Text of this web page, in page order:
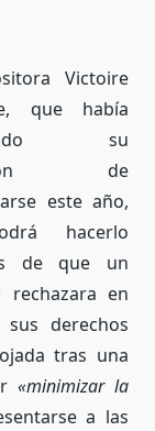
Victoire
que había
su
de
este año,
hacerlo
de que un
rechazara en
derechos
tras una
«minimizar la
a las